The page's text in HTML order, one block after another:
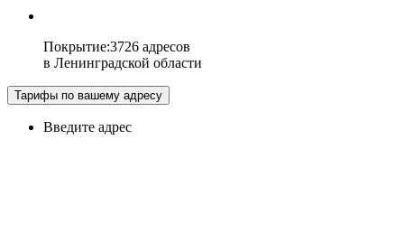
Покрытие:3726 адресов
в Ленинградской области
Тарифы по вашему адресу
Введите адрес